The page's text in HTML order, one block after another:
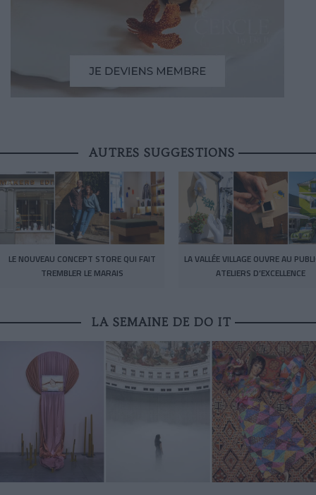
AUTRES SUGGESTIONS
LE NOUVEAU CONCEPT STORE QUI FAIT
TREMBLER LE MARAIS
LA VALLÉE VILLAGE OUVRE AU
ATELIERS D’EXCELLENCE
LA SEMAINE DE DO IT